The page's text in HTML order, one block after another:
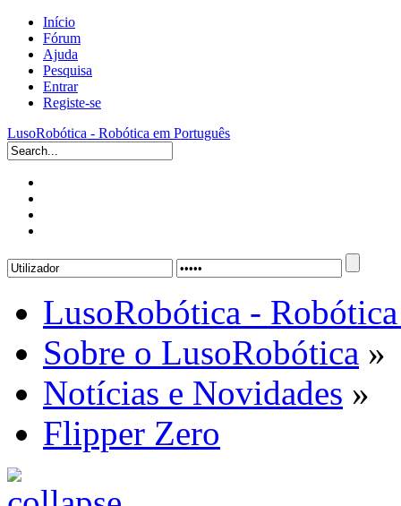
Início
Fórum
Ajuda
Pesquisa
Entrar
Registe-se
LusoRobótica - Robótica em Português
LusoRobótica -
Sobre o LusoRobótica »
Notícias e Novidades »
Flipper Zero